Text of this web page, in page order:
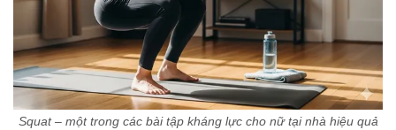
Squat – một trong các bài tập kháng lực cho nữ tại nhà hiệu quả